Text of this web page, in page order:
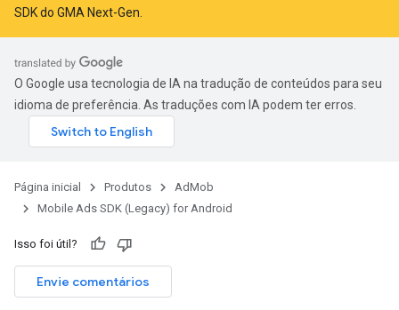
SDK do GMA Next-Gen
O Google usa tecnologia de IA na tradução de conteúdos para seu
idioma de preferência. As traduções com IA podem ter erros.
Página inicial Produtos
AdMob
Mobile Ads SDK (Legacy) for Android
Isso foi útil?
Envie comentários